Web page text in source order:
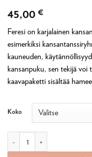
45,00 €
Feresi on karjalainen
esimerkiksi
kauneuden,
kansanpuku, sen tekijä voi
kaavapaketti sisältää
Koko